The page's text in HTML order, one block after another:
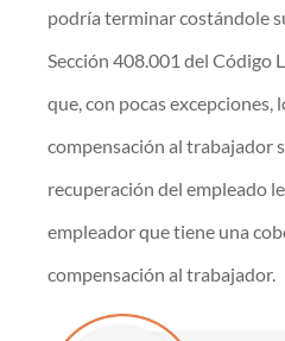
podría terminar costándole
Sección 408.001 del Código
que, con pocas excepciones,
compensación al trabajador
recuperación del empleado
empleador que tiene una
compensación al trabajador.